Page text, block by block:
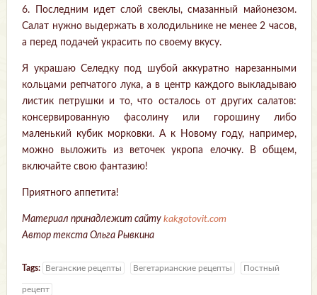
6. Последним идет слой свеклы, смазанный майонезом.
Салат нужно выдержать в холодильнике не менее 2 часов,
а перед подачей украсить по своему вкусу.
Я украшаю Селедку под шубой аккуратно нарезанными
кольцами репчатого лука, а в центр каждого выкладываю
листик петрушки и то, что осталось от других салатов:
консервированную фасолину или горошину либо
маленький кубик морковки. А к Новому году, например,
можно выложить из веточек укропа елочку. В общем,
включайте свою фантазию!
Приятного аппетита!
Материал принадлежит сайтуkakgotovit.com
Автор текста Ольга Рывкина
Tags: Веганские рецепты Вегетарианские рецепты Постный
рецепт